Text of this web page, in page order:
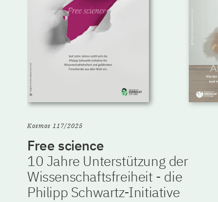
Kosmos 117/2025
Free science
10 Jahre Unterstützung der
Wissenschaftsfreiheit - die
Philipp Schwartz-Initiative